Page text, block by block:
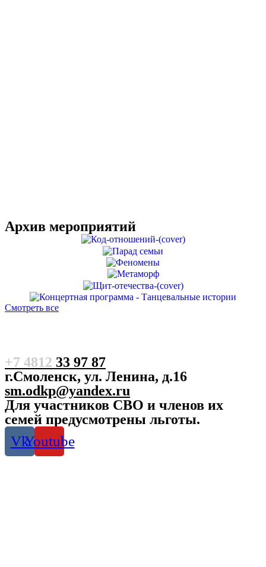
Архив мероприятий
Смотреть все
+7 4812 33 97 87
г.Смоленск, ул. Ленина, д.16
sm.odkp@yandex.ru
Для участников СВО и членов их
семей предусмотрены льготы.
VkYoutube